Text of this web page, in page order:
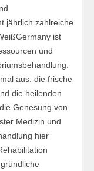
jährlich zahlreiche
ist
und
aus: die frische
die heilenden
Genesung von
Medizin und
hier